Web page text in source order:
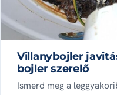
Villanybojler
bojler szerelő
Ismerd meg a